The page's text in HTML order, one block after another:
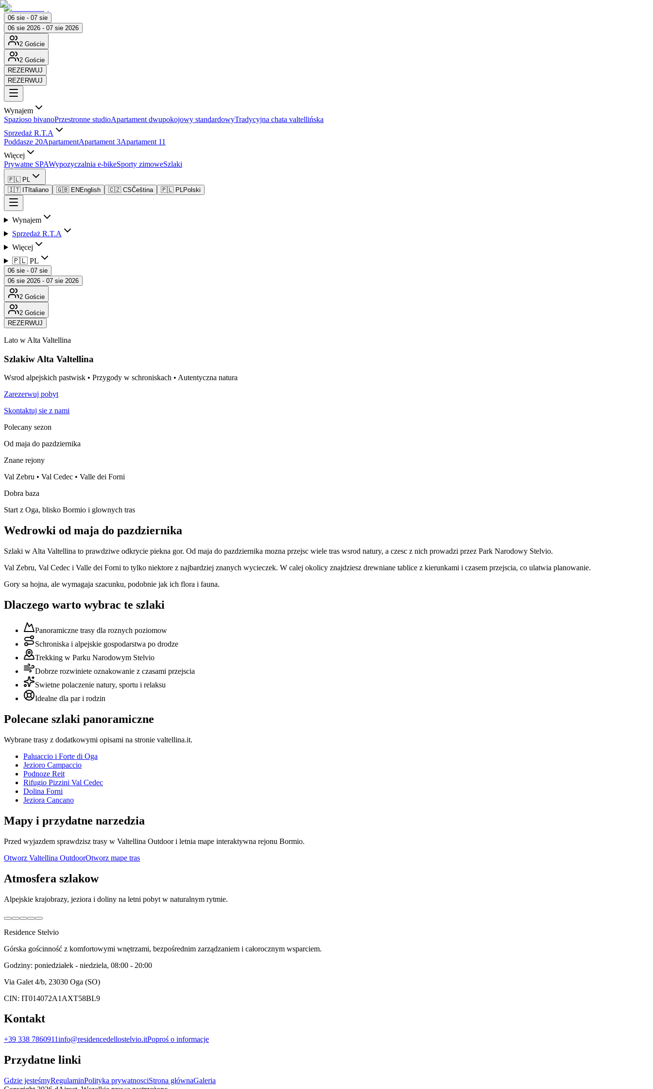
06 sie - 07 sie
06 sie 2026 - 07 sie 2026
2 Goście
2 Goście
REZERWUJ
REZERWUJ
Wynajem
Spazioso bivanoPrzestronne studioApartament dwupokojowy standardowyTradycyjna chata valtellińska
Sprzedaż R.T.A
Poddasze 20ApartamentApartament 3Apartament 11
Więcej
Prywatne SPAWypozyczalnia e-bikeSporty zimoweSzlaki
🇵🇱 PL
🇮🇹 IT Italiano 🇬🇧 EN English 🇨🇿 CSČeština 🇵🇱 PLPolski
Wynajem
Sprzedaż R.T.A
Więcej
🇵🇱 PL
06 sie - 07 sie
06 sie 2026 - 07 sie 2026
2 Goście
2 Goście
REZERWUJ
Lato w Alta Valtellina
Szlakiw Alta Valtellina
Wsrod alpejskich pastwisk • Przygody w schroniskach • Autentyczna natura
Zarezerwuj pobyt
Skontaktuj sie z nami
Polecany sezon
Od maja do pazdziernika
Znane rejony
Val Zebru • Val Cedec • Valle dei Forni
Dobra baza
Start z Oga, blisko Bormio i glownych tras
Wedrowki od maja do pazdziernika
Szlaki w Alta Valtellina to prawdziwe odkrycie piekna gor. Od maja do pazdziernika mozna przejsc wiele tras wsrod natury, a czesc z nich prowadzi przez Park Narodowy Stelvio.
Val Zebru, Val Cedec i Valle dei Forni to tylko niektore z najbardziej znanych wycieczek. W calej okolicy znajdziesz drewniane tablice z kierunkami i czasem przejscia, co ulatwia planowanie.
Gory sa hojna, ale wymagaja szacunku, podobnie jak ich flora i fauna.
Dlaczego warto wybrac te szlaki
Panoramiczne trasy dla roznych poziomow
Schroniska i alpejskie gospodarstwa po drodze
Trekking w Parku Narodowym Stelvio
Dobrze rozwiniete oznakowanie z czasami przejscia
Swietne polaczenie natury, sportu i relaksu
Idealne dla par i rodzin
Polecane szlaki panoramiczne
Wybrane trasy z dodatkowymi opisami na stronie valtellina.it.
Paluaccio i Forte di Oga
Jezioro Campaccio
Podnoze Reit
Rifugio Pizzini Val Cedec
Dolina Forni
Jeziora Cancano
Mapy i przydatne narzedzia
Przed wyjazdem sprawdzisz trasy w Valtellina Outdoor i letnia mape interaktywna rejonu Bormio.
Otworz Valtellina OutdoorOtworz mape tras
Atmosfera szlakow
Alpejskie krajobrazy, jeziora i doliny na letni pobyt w naturalnym rytmie.
Residence Stelvio
Górska gościnność z komfortowymi wnętrzami, bezpośrednim zarządzaniem i całorocznym wsparciem.
Godziny: poniedziałek - niedziela, 08:00 - 20:00
Via Galet 4/b, 23030 Oga (SO)
CIN: IT014072A1AXT58BL9
Kontakt
+39 338 7860911info@residencedellostelvio.itPoproś o informacje
Przydatne linki
Gdzie jesteśmyRegulaminPolityka prywatnosciStrona głównaGaleria